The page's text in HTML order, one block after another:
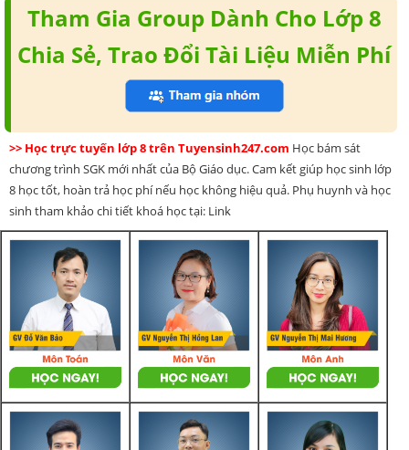
Tham Gia Group Dành Cho Lớp 8
Chia Sẻ, Trao Đổi Tài Liệu Miễn Phí
>> Học trực tuyến lớp 8 trên Tuyensinh247.com Học bám sát
chương trình SGK mới nhất của Bộ Giáo dục. Cam kết giúp học sinh lớp
8 học tốt, hoàn trả học phí nếu học không hiệu quả. Phụ huynh và học
sinh tham khảo chi tiết khoá học tại: Link